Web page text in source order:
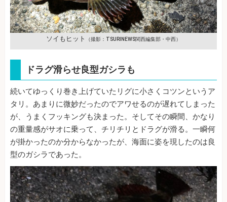
ソイもヒット （撮影：TSURINEWS関西編集部・中西）
ドラグ滑らせ良型ガシラも
続いてゆっくり巻き上げていたリグに小さくコツンというア
タリ。あまりに微妙だったのでアワせるのが遅れてしまった
が、うまくフッキングも決まった。そしてその瞬間、かなり
の重量感がサオに乗って、チリチリとドラグが滑る。一瞬何
が掛かったのか分からなかったが、海面に姿を現したのは良
型のガシラであった。